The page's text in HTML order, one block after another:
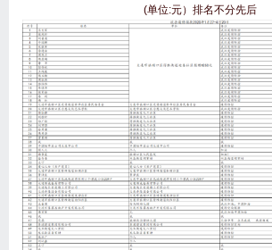
(单位:元）排名不分先后